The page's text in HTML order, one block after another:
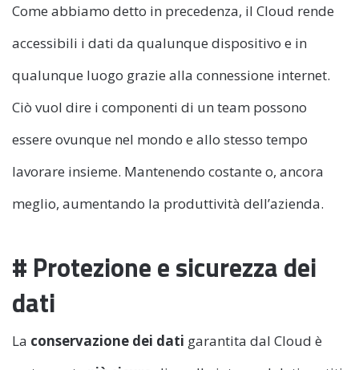
Come abbiamo detto in precedenza, il Cloud rende
accessibili i dati da qualunque dispositivo e in
qualunque luogo grazie alla connessione internet.
Ciò vuol dire i componenti di un team possono
essere ovunque nel mondo e allo stesso tempo
lavorare insieme. Mantenendo costante o, ancora
meglio, aumentando la produttività dell’azienda.
# Protezione e sicurezza dei
dati
La conservazione dei dati garantita dal Cloud è